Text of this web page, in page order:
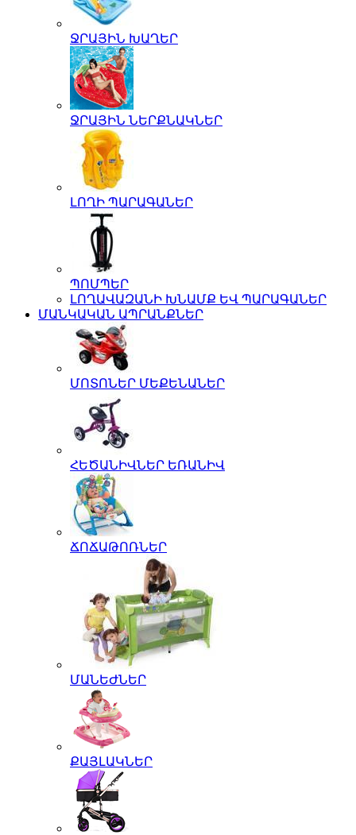
ՋՐԱՅԻՆ ԽԱՂԵՐ
ՋՐԱՅԻՆ ՆԵՐՔՆԱԿՆԵՐ
ԼՈՂԻ ՊԱՐԱԳԱՆԵՐ
ՊՈՄՊԵՐ
ԼՈՂԱՎԱԶԱՆԻ ԽՆԱՄՔ ԵՎ ՊԱՐԱԳԱՆԵՐ
ՄԱՆԿԱԿԱՆ ԱՊՐԱՆՔՆԵՐ
ՄՈՏՈՆԵՐ ՄԵՔԵՆԱՆԵՐ
ՀԵԾԱՆԻՎՆԵՐ ԵՌԱՆԻՎ
ՃՈՃԱԹՈՌՆԵՐ
ՄԱՆԵԺՆԵՐ
ՔԱՅԼԱԿՆԵՐ